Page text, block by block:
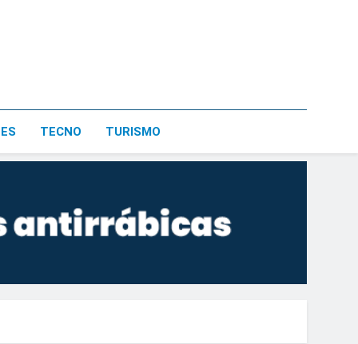
TECNO TURISMO